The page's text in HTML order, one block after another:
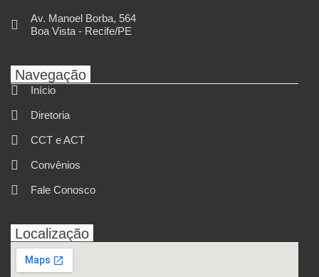
Av. Manoel Borba, 564
Boa Vista - Recife/PE
Navegação
Início
Diretoria
CCT e ACT
Convênios
Fale Conosco
Localização